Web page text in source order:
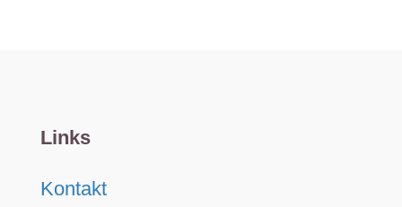
Links
Kontakt